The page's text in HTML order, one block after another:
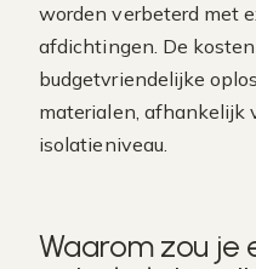
worden verbeterd met
afdichtingen. De
budgetvriendelijke
materialen, afhankelijk
isolatieniveau.
Waarom zou je